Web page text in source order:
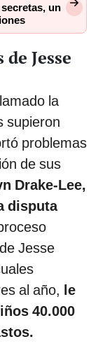
un
Jesse
la
supieron
problemas
de sus
Drake-Lee,
disputa
Jesse
al año, le
40.000